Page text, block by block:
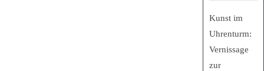
Kunst im
Uhrenturm:
Vernissage
zur